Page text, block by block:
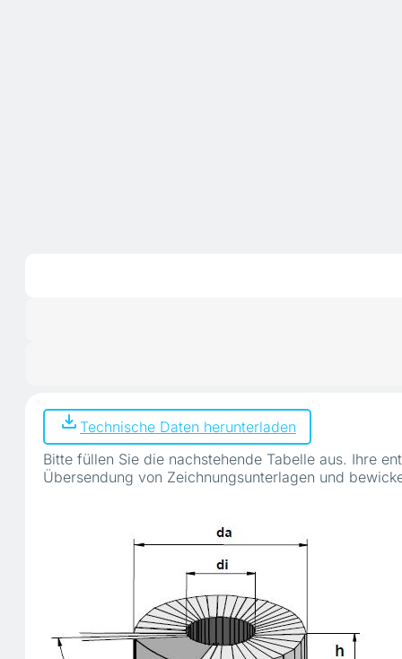
Technische Daten herunterladen
Bitte füllen Sie die nachstehende Tabelle aus. Ihre
Übersendung von Zeichnungsunterlagen und